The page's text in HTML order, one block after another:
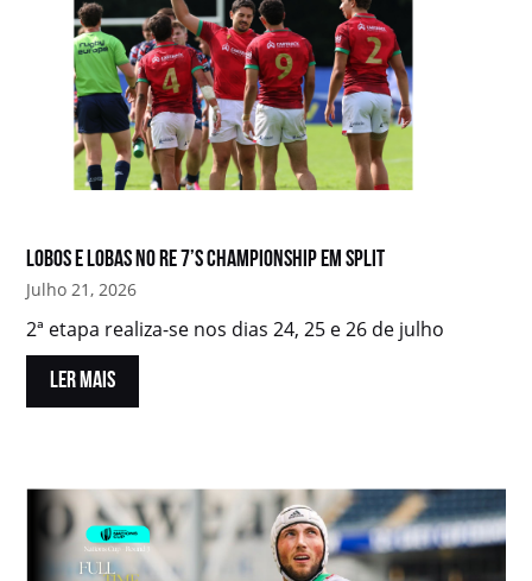
Lobos e Lobas no RE 7’s Championship em Split
Julho 21, 2026
2ª etapa realiza-se nos dias 24, 25 e 26 de julho
LER MAIS